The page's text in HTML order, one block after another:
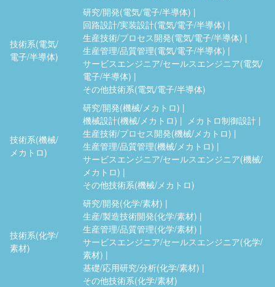
技術系(電気/
電子/半導体)
研究/開発(電気/電子/半導体)
回路設計/実装設計(電気/電子/半導体)
生産技術/プロセス開発(電気/電子/半導体)
生産管理/品質管理(電気/電子/半導体)
サービスエンジニア/セールスエンジニア(電気/
電子/半導体)
その他技術系(電気/電子/半導体)
技術系(機械/
メカトロ)
研究/開発(機械/メカトロ)
機械設計(機械/メカトロ)
メカトロ制御設計
生産技術/プロセス開発(機械/メカトロ)
生産管理/品質管理(機械/メカトロ)
サービスエンジニア/セールスエンジニア(機械/
メカトロ)
その他技術系(機械/メカトロ)
技術系(化学/
素材)
研究/開発(化学/素材)
生産/製造技術開発(化学/素材)
生産管理/品質管理(化学/素材)
サービスエンジニア/セールスエンジニア(化学/
素材)
基礎/応用研究/分析(化学/素材)
その他技術系(化学/素材)